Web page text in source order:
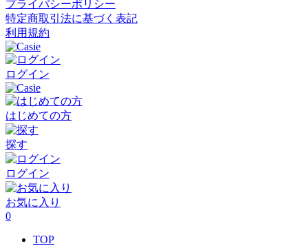
プライバシーポリシー
特定商取引法に基づく表記
利用規約
ログイン
はじめての方
探す
ログイン
お気に入り
0
TOP